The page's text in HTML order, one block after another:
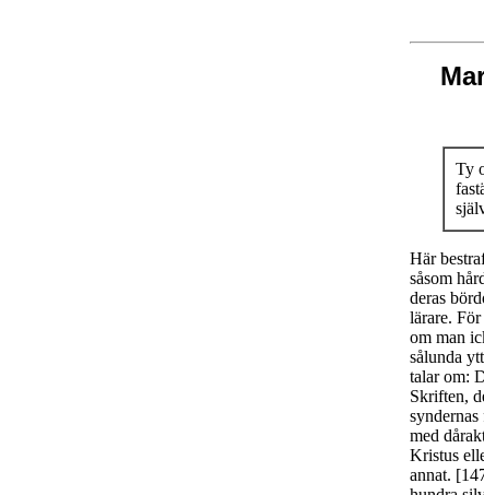
Ty
Här
såsom
deras
lärare.
om man
sålunda
talar om:
Skriften,
med
Kristus
annat.